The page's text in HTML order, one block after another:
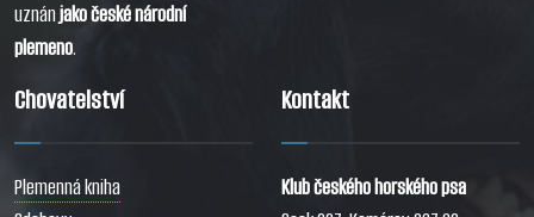
uznánjako české národní
plemeno.
Chovatelství
Plemenná kniha
Kontakt
Klub českého horského psa